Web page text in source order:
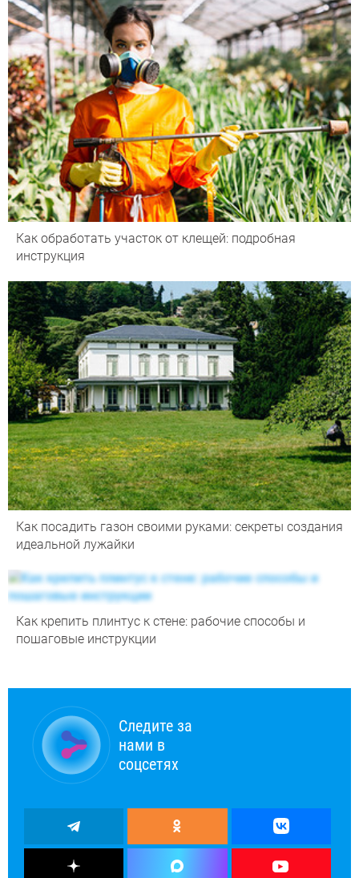
Как обработать участок от клещей: подробная
инструкция
Как посадить газон своими руками: секреты создания
идеальной лужайки
Как крепить плинтус к стене: рабочие способы и
пошаговые инструкции
Следите за
нами в
соцсетях